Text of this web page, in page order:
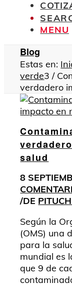
MENU
Blog
Estas en:
verde3 /
verdadero
salud
8
/DE
Según la
(OMS) una
para la
mundial es
que 9 de